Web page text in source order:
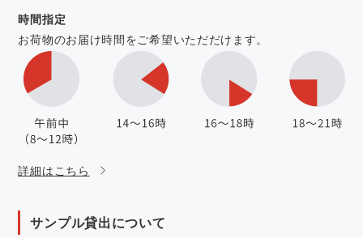
時間指定
お荷物のお届け時間をご希望いただだけます。
詳細はこちら
サンプル貸出について